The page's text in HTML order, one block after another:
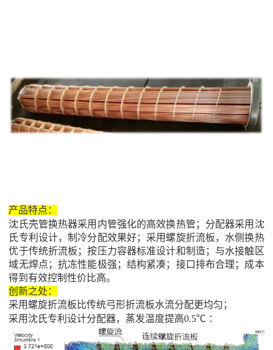
产品特点：
沈氏壳管换热器采用内管强化的高效换热管；分配器采用沈
氏专利设计，制冷分配效果好；采用螺旋折流板，水侧换热
优于传统折流板；按压力容器标准设计和制造；与水接触区
域无焊点；抗冻性能极强；结构紧凑；接口排布合理；成本
得到有效控制性价比高。
创新之处：
采用螺旋折流板比传统弓形折流板水流分配更均匀；
采用沈氏专利设计分配器，蒸发温度提高0.5℃ ：